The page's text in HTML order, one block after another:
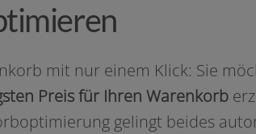
mit nur einem Klick: Sie
Preis für Ihren Warenkorb
gelingt bei­des